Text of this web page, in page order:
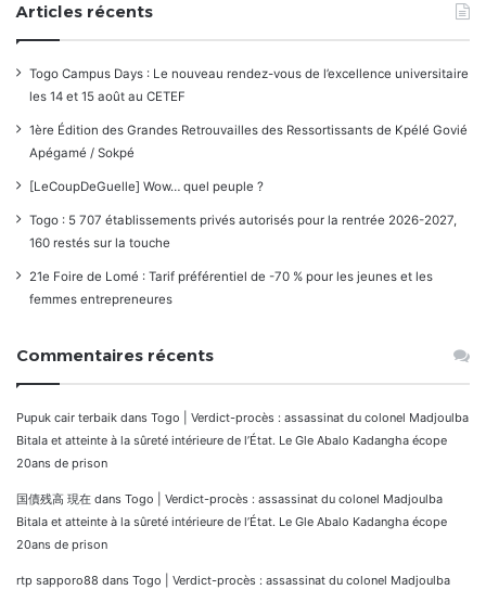
Articles récents
Togo Campus Days : Le nouveau rendez-vous de l’excellence universitaire
les 14 et 15 août au CETEF
1ère Édition des Grandes Retrouvailles des Ressortissants de Kpélé Govié
Apégamé / Sokpé
[LeCoupDeGuelle] Wow… quel peuple ?
Togo : 5 707 établissements privés autorisés pour la rentrée 2026-2027,
160 restés sur la touche
21e Foire de Lomé : Tarif préférentiel de -70 % pour les jeunes et les
femmes entrepreneures
Commentaires récents
Pupuk cair terbaik dans Togo | Verdict-procès : assassinat du colonel Madjoulba
Bitala et atteinte à la sûreté intérieure de l’État. Le Gle Abalo Kadangha écope
20ans de prison
国債残高 現在 dans Togo | Verdict-procès : assassinat du colonel Madjoulba
Bitala et atteinte à la sûreté intérieure de l’État. Le Gle Abalo Kadangha écope
20ans de prison
rtp sapporo88 dans Togo | Verdict-procès : assassinat du colonel Madjoulba